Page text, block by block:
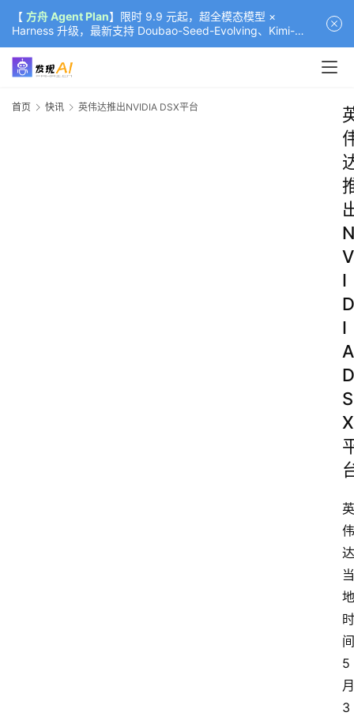
【 方舟 Agent Plan】限时 9.9 元起，超全模态模型 ×
Harness 升级，最新支持 Doubao-Seed-Evolving、Kimi-
K3（部分）、GLM-5.2
首页 快讯 英伟达推出NVIDIA DSX平台
N
V
I
D
I
A
D
S
X
英
伟
达
当
地
时
间
5
月
3